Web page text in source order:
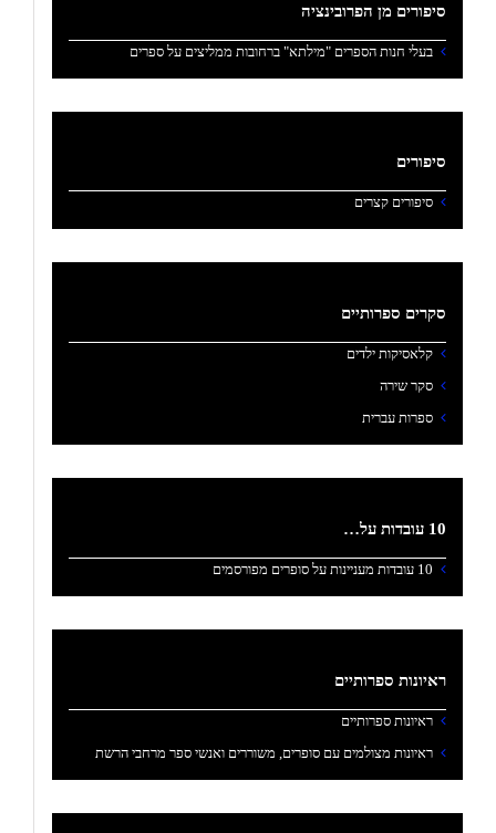
סיפורים מן הפרובינציה
בעלי חנות הספרים "מילתא" ברחובות ממליצים על ספרים
סיפורים
סיפורים קצרים
סקרים ספרותיים
קלאסיקות ילדים
סקר שירה
ספרות עברית
10 עובדות על…
10 עובדות מעניינות על סופרים מפורסמים
ראיונות ספרותיים
ראיונות ספרותיים
ראיונות מצולמים עם סופרים, משוררים ואנשי ספר מרחבי הרשת